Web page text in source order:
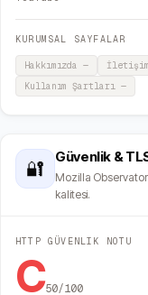
KURUMSAL SAYFALAR
Hakkımızda — İletişim
Kullanım Şartları —
🔐
Güvenlik &
Mozilla
kalitesi.
HTTP GÜVENLIK NOTU
C50/100